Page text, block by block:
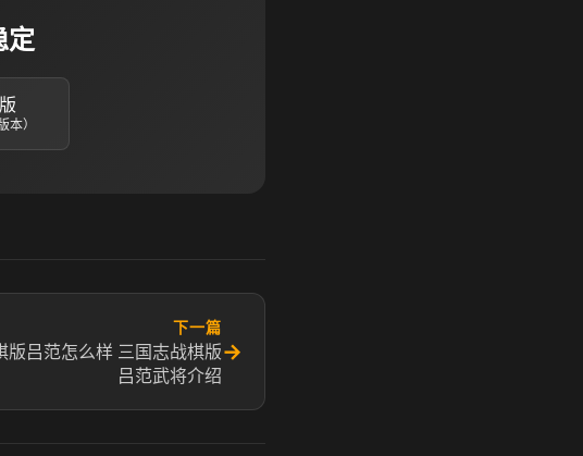
定
）
下一篇
版吕范怎么样 三国志战棋版
吕范武将介绍
→